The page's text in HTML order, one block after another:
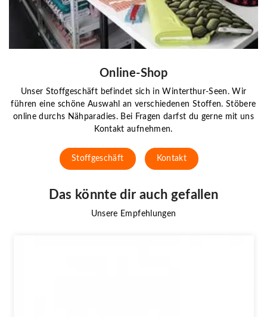
Online-Shop
Unser Stoffgeschäft befindet sich in Winterthur-Seen. Wir
führen eine schöne Auswahl an verschiedenen Stoffen. Stöbere
online durchs Nähparadies. Bei Fragen darfst du gerne mit uns
Kontakt aufnehmen.
Stoffgeschäft Kontakt
Das könnte dir auch gefallen
Unsere Empfehlungen